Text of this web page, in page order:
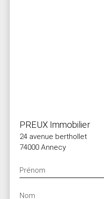
PREUX Immobilier
24 avenue berthollet
74000 Annecy
Prénom
Nom